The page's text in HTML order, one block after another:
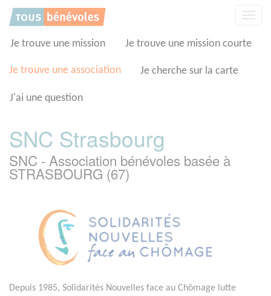
Je trouve une mission Je trouve une mission courte
Je trouve une association Je cherche sur la carte
J'ai une question
SNC Strasbourg
SNC - Association bénévoles basée à
STRASBOURG (67)
Depuis 1985, Solidarités Nouvelles face au Chômage lutte
Panneau de gestion des cookies